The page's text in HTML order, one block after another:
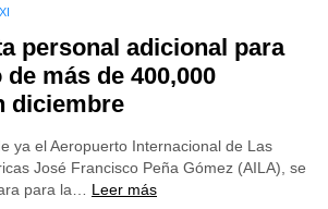
personal adicional para
más de 400,000
diciembre
ya el Aeropuerto Internacional de Las
José Francisco Peña Gómez (AILA), se
para la… Leer más